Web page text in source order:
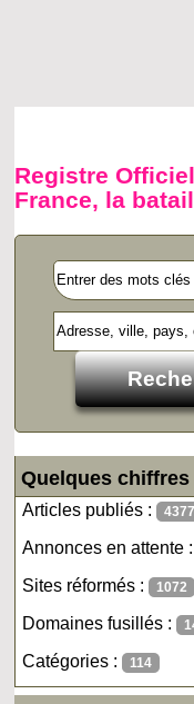
Registre
France, la
Quelques
Articles publiés : 4377
Annonces en attente
Sites réformés : 1072
Domaines fusillés :
Catégories : 114